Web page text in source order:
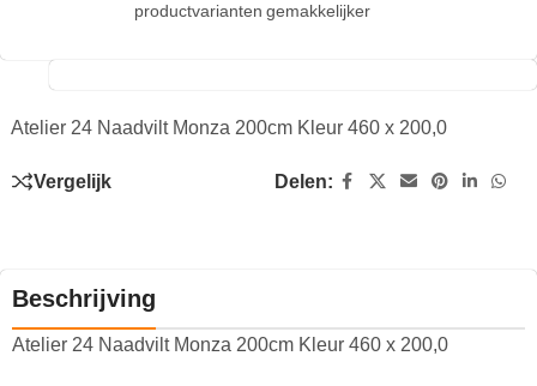
productvarianten gemakkelijker
Atelier 24 Naadvilt Monza 200cm Kleur 460 x 200,0
Vergelijk Delen:
Beschrijving
Atelier 24 Naadvilt Monza 200cm Kleur 460 x 200,0